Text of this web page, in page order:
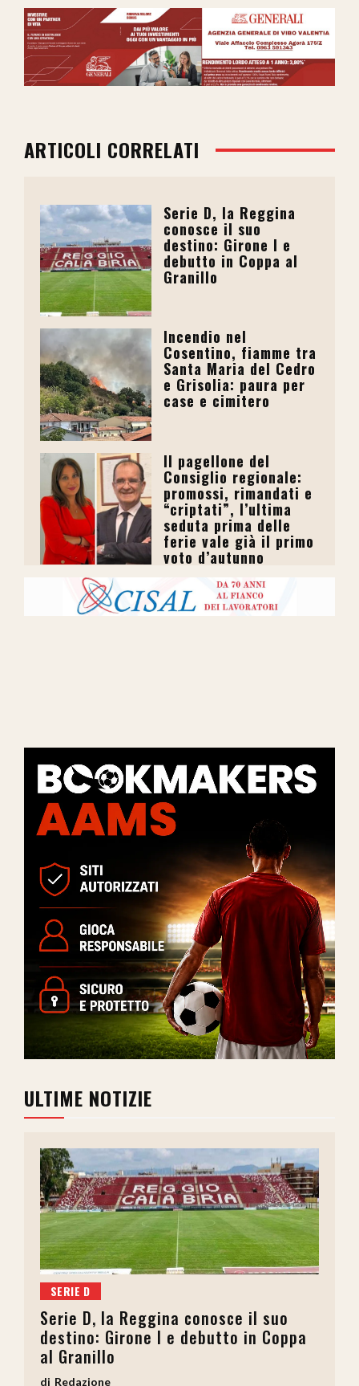
ARTICOLI CORRELATI
Serie D, la Reggina
conosce il suo
destino: Girone I e
debutto in Coppa al
Granillo
Incendio nel
Cosentino, fiamme tra
Santa Maria del Cedro
e Grisolia: paura per
case e cimitero
Il pagellone del
Consiglio regionale:
promossi, rimandati e
“criptati”, l’ultima
seduta prima delle
ferie vale già il primo
voto d’autunno
ULTIME NOTIZIE
SERIE D
Serie D, la Reggina conosce il suo
destino: Girone I e debutto in Coppa
al Granillo
Redazione